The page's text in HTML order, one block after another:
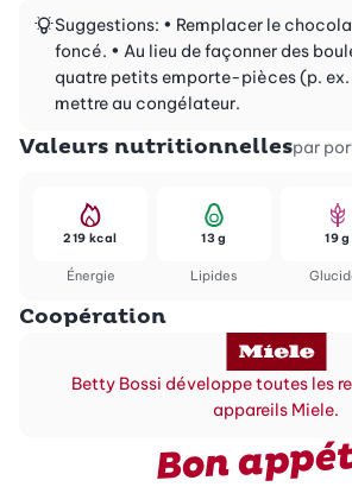
Suggestions: • Remplacer le
foncé. • Au lieu de façonner des
quatre petits emporte-pièces (p.
mettre au congélateur.
Valeurs nutritionnellespar
Énergie
219 kcal
Lipides
13 g 19 g
Coopération
Betty Bossi développe toutes les
appareils Miele.
Bon